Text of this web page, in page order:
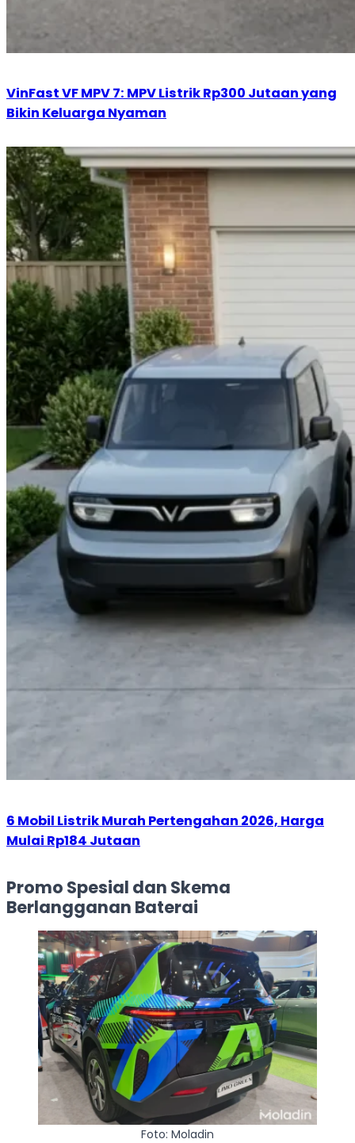
VinFast VF MPV 7: MPV Listrik Rp300 Jutaan yang
Bikin Keluarga Nyaman
6 Mobil Listrik Murah Pertengahan 2026, Harga
Mulai Rp184 Jutaan
Promo Spesial dan Skema
Berlangganan Baterai
Foto: Moladin